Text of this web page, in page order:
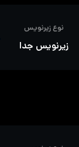
نوع زیرنویس
زیرنویس جدا